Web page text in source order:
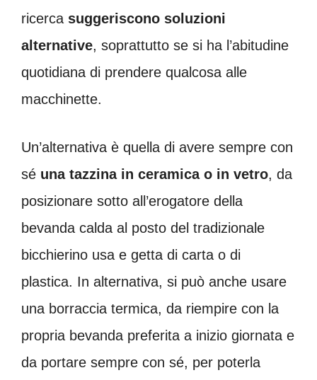
ricerca suggeriscono soluzioni
alternative, soprattutto se si ha l’abitudine
quotidiana di prendere qualcosa alle
macchinette.
Un’alternativa è quella di avere sempre con
sé una tazzina in ceramica o in vetro, da
posizionare sotto all’erogatore della
bevanda calda al posto del tradizionale
bicchierino usa e getta di carta o di
plastica. In alternativa, si può anche usare
una borraccia termica, da riempire con la
propria bevanda preferita a inizio giornata e
da portare sempre con sé, per poterla